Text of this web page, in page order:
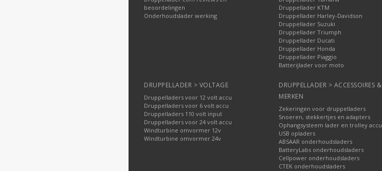
beoordelingen
Onderhoudslader werking
Druppellader KTM
Druppellader Harley-Davidson
Druppellader Suzuki
Druppellader Triumph
Druppellader Ducati
Druppellader Honda
Druppellader Piaggio
Batterijlader voor moto
DRUPPELLADER > VOLTAGE
Druppelladers voor 12 volt accu
Druppelladers voor 6 volt accu
Druppelladers 110 volt input
Druppelladers voor 24 volt accu
Windturbine omvormer 12v
Windturbine omvormer 24v
DRUPPELLADER > ACCESSOIRES &
MERKEN
Zekeringen voor druppelladers
Snoeren, stekkertjes en adapters
Ophangsysteem lader en trolley accu
USB opladers
ABSAAR onderhoudsladers
BatteryLabs onderhoudsladers
Cellpower onderhoudsladers
CTEK onderhoudsladers